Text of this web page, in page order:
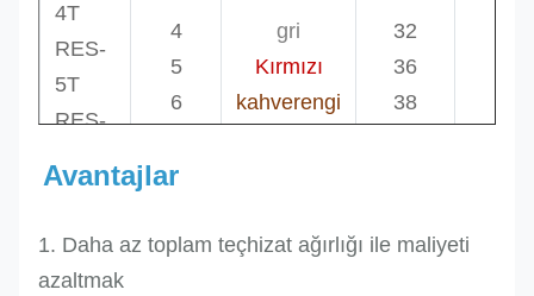
4T
RES-
5T
RES-
4
5
6
gri
Kırmızı
kahverengi
32
36
38
8T
RES-
Avantajlar
1. Daha az toplam teçhizat ağırlığı ile maliyeti
azaltmak